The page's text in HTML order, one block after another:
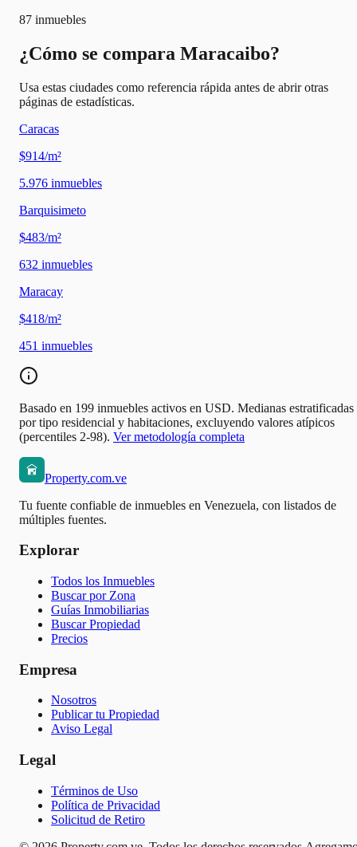
87 inmuebles
¿Cómo se compara Maracaibo?
Usa estas ciudades como referencia rápida antes de abrir otras
páginas de estadísticas.
Caracas
$914/m²
5.976 inmuebles
Barquisimeto
$483/m²
632 inmuebles
Maracay
$418/m²
451 inmuebles
Basado en 199 inmuebles activos en USD. Medianas estratificadas
por tipo residencial y habitaciones, excluyendo valores atípicos
(percentiles 2-98). Ver metodología completa
Property.com.ve
Tu fuente confiable de inmuebles en Venezuela, con listados de
múltiples fuentes.
Explorar
Todos los Inmuebles
Buscar por Zona
Guías Inmobiliarias
Buscar Propiedad
Precios
Empresa
Nosotros
Publicar tu Propiedad
Aviso Legal
Legal
Términos de Uso
Política de Privacidad
Solicitud de Retiro